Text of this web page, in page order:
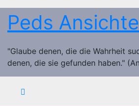
Zum
Inhalt
springen
Peds
"Glaube denen, die die Wahrheit
denen, die sie gefunden haben."